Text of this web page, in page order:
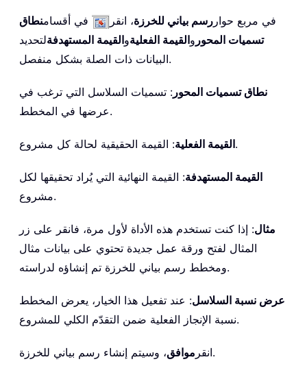
في مربع حوار رسم بياني للخرزة، انقر في أقسامنطاق
تسميات المحور والقيمة الفعليةوالقيمة المستهدفةلتحديد
البيانات ذات الصلة بشكل منفصل.
نطاق تسميات المحور : تسميات السلاسل التي ترغب في
عرضها في المخطط.
القيمة الفعلية: القيمة الحقيقية لحالة كل مشروع.
القيمة المستهدفة: القيمة النهائية التي يُراد تحقيقها لكل
مشروع.
مثال: إذا كنت تستخدم هذه الأداة لأول مرة، فانقر على زر
المثال لفتح ورقة عمل جديدة تحتوي على بيانات مثال
ومخطط رسم بياني للخرزة تم إنشاؤه لدراسته.
عرض نسبة السلاسل: عند تفعيل هذا الخيار، يعرض المخطط
نسبة الإنجاز الفعلية ضمن التقدّم الكلي للمشروع.
انقر موافق ، وسيتم إنشاء رسم بياني للخرزة.